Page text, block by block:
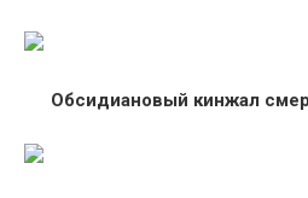
Обсидиановый кинжал